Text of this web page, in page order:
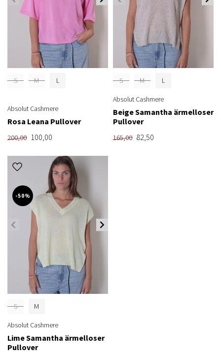
S M L
Absolut Cashmere
Rosa Leana Pullover
200,00 100,00
S M L
Absolut Cashmere
Beige Samantha ärmelloser
Pullover
165,00 82,50
-50%
S M
Absolut Cashmere
Lime Samantha ärmelloser
Pullover